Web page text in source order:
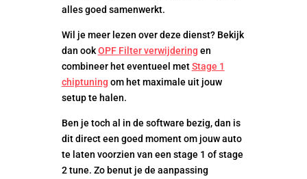
alles goed samenwerkt.
Wil je meer lezen over deze dienst? Bekijk
dan ookOPF Filter verwijdering en
combineer het eventueel metStage 1
chiptuning om het maximale uit jouw
setup te halen.
Ben je toch al in de software bezig, dan is
dit direct een goed moment om jouw auto
te laten voorzien van een stage 1 of stage
2 tune. Zo benut je de aanpassing